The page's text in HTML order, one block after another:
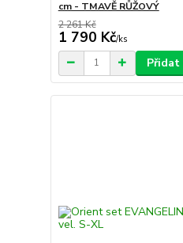
cm - TMAVĚ RŮŽOVÝ
2 261 Kč
1 790 Kč/ks
Přidat